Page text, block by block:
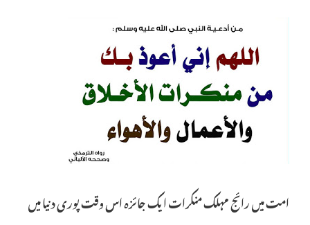
امت میں رائج مہلک منکرات ایک جائزہ اس وقت پوری دنیا میں